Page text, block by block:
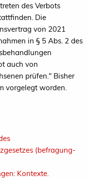
des Verbots
Die
von 2021
in § 5 Abs. 2 des
auch von
prüfen." Bisher
vorgelegt worden.
(befragung-
Kontexte.